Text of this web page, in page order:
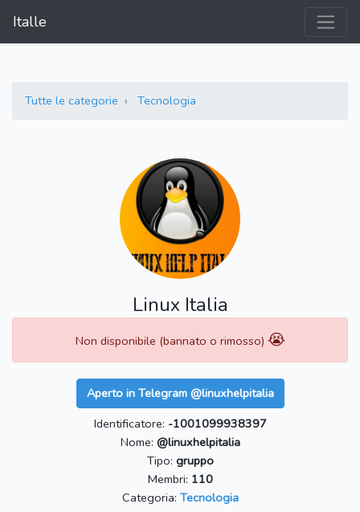
Italle
Tutte le categorie Tecnologia
Linux Italia
Non disponibile (bannato o rimosso) 😭
Aperto in Telegram @linuxhelpitalia
Identificatore: -1001099938397
Nome: @linuxhelpitalia
Tipo: gruppo
Membri: 110
Categoria: Tecnologia